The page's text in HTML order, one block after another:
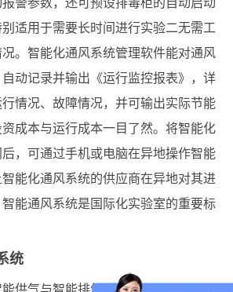
适用于需要长时间进行实验二无需工
。智能化通风系统管理软件能对通风
动记录并输出《运行监控报表》，详
情况、故障情况，并可输出实际节能
成本与运行成本一目了然。将智能化
，可通过手机或电脑在异地操作智能
能化通风系统的供应商在异地对其进
能通风系统是国际化实验室的重要标
统